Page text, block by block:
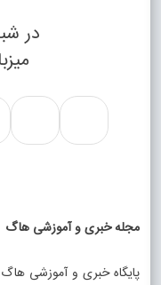
در
مجله خبری و آموزشی هاگ
پایگاه خبری و آموزشی هاگ